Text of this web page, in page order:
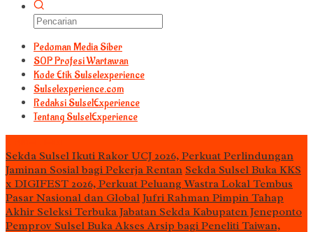
Pedoman Media Siber
S0P Profesi Wartawan
Kode Etik Sulselexperience
Sulselexperience.com
Redaksi SulselExperience
Tentang SulselExperience
Sekda Sulsel Ikuti Rakor UCJ 2026, Perkuat Perlindungan
Jaminan Sosial bagi Pekerja Rentan Sekda Sulsel Buka KKS
x DIGIFEST 2026, Perkuat Peluang Wastra Lokal Tembus
Pasar Nasional dan Global Jufri Rahman Pimpin Tahap
Akhir Seleksi Terbuka Jabatan Sekda Kabupaten Jeneponto
Pemprov Sulsel Buka Akses Arsip bagi Peneliti Taiwan,